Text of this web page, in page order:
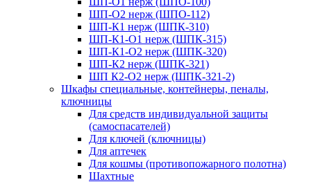
ШП-О2 нерж (ШПО-112)
ШП-К1 нерж (ШПК-310)
ШП-К1-О1 нерж (ШПК-315)
ШП-К1-О2 нерж (ШПК-320)
ШП-К2 нерж (ШПК-321)
ШП К2-О2 нерж (ШПК-321-2)
Шкафы специальные, контейнеры, пеналы,
ключницы
Для средств индивидуальной защиты
(самоспасателей)
Для ключей (ключницы)
Для аптечек
Для кошмы (противопожарного полотна)
Шахтные